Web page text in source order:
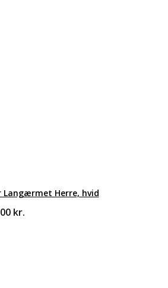
Langærmet Herre, hvid
kr.